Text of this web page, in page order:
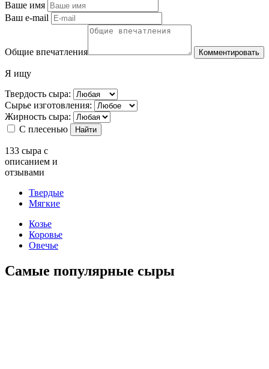
Ваше имя
Ваш e-mail
Общие впечатления Комментировать
Я ищу
Твердость сыра:
Сырье изготовления:
Жирность сыра:
С плесенью
Найти
133 сыра с
описанием и
отзывами
Твердые
Мягкие
Козье
Коровье
Овечье
Самые популярные сыры